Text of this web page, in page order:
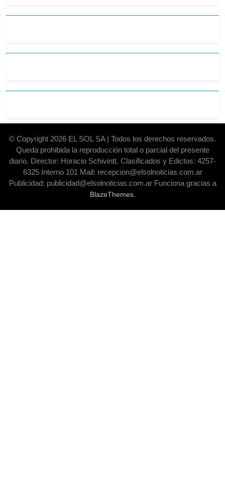
© Copyright 2026 EL SOL SA | Todos los derechos reservados.
Queda prohibida la reproducción total o parcial del presente
diario. Director: Horacio Schivintt. Clasificados y Edictos: 4257-
6325 Interno 101 Mail: recepcion@elsolnoticias.com.ar
Publicidad: publicidad@elsolnoticias.com.ar Funciona gracias a
BlazeThemes.